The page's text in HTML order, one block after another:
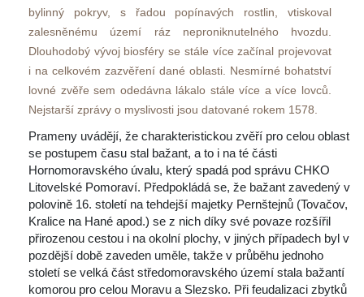
bylinný pokryv, s řadou popínavých rostlin, vtiskoval
zalesněnému území ráz neproniknutelného hvozdu.
Dlouhodobý vývoj biosféry se stále více začínal projevovat
i na celkovém zazvěření dané oblasti. Nesmírné bohatství
lovné zvěře sem odedávna lákalo stále více a více lovců.
Nejstarší zprávy o myslivosti jsou datované rokem 1578.
Prameny uvádějí, že charakteristickou zvěří pro celou oblast
e postupem času stal bažant, a to i na té části
Hornomoravského úvalu, který spadá pod správu CHKO
Litovelské Pomoraví. Předpokládá se, že bažant zavedený v
polovině 16. století na tehdejší majetky Pernštejnů (Tovačov,
Kralice na Hané apod.) se z nich díky své povaze rozšířil
přirozenou cestou i na okolní plochy, v jiných případech byl v
pozdější době zaveden uměle, takže v průběhu jednoho
toletí se velká část středomoravského území stala bažantí
komorou pro celou Moravu a Slezsko. Při feudalizaci zbytků